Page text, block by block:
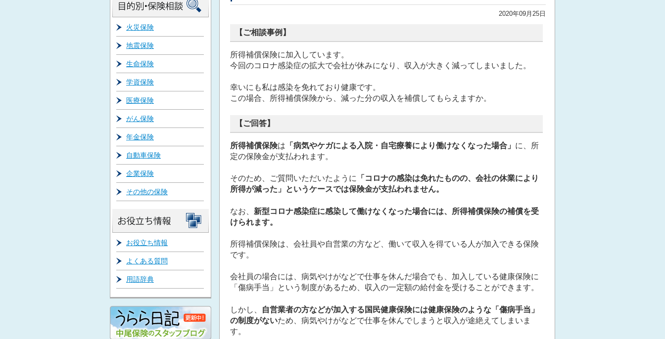
2020年09月25日
【ご相談事例】
所得補償保険に加入しています。
今回のコロナ感染症の拡大で会社が休みになり、収入が大きく減ってしまいました。
幸いにも私は感染を免れており健康です。
この場合、所得補償保険から、減った分の収入を補償してもらえますか。
【ご回答】
所得補償保険は 「病気やケガによる入院・自宅療養により働けなくなった場合」 に、所
定の保険金が支払われます。
そのため、ご質問いただいたように
「コロナの感染は免れたものの、会社の休業により
所得が減った」というケースでは保険金が支払われません。
なお、 新型コロナ感染症に感染して働けなくなった場合には、所得補償保険の補償を受
けられます。
所得補償保険は、会社員や自営業の方など、働いて収入を得ている人が加入できる保険
です。
会社員の場合には、病気やけがなどで仕事を休んだ場合でも、加入している健康保険に
「傷病手当」という制度があるため、収入の一定額の給付金を受けることができます。
しかし、
自営業者の方などが加入する国民健康保険には健康保険のような「傷病手当」
の制度がないため、病気やけがなどで仕事を休んでしまうと収入が途絶えてしまいま
す。
火災保険
地震保険
生命保険
学資保険
医療保険
がん保険
年金保険
自動車保険
企業保険
その他の保険
お役立ち情報
よくある質問
用語辞典